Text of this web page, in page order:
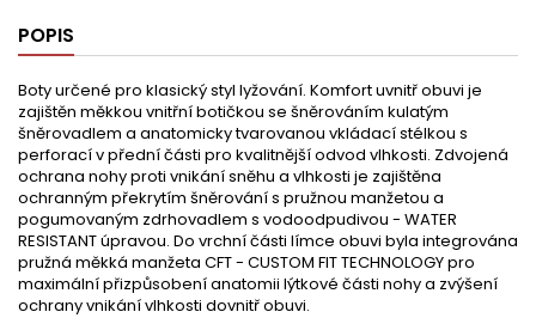
POPIS
Boty určené pro klasický styl lyžování. Komfort uvnitř obuvi je
zajištěn měkkou vnitřní botičkou se šněrováním kulatým
šněrovadlem a anatomicky tvarovanou vkládací stélkou s
perforací v přední části pro kvalitnější odvod vlhkosti. Zdvojená
ochrana nohy proti vnikání sněhu a vlhkosti je zajištěna
ochranným překrytím šněrování s pružnou manžetou a
pogumovaným zdrhovadlem s vodoodpudivou - WATER
RESISTANT úpravou. Do vrchní části límce obuvi byla integrována
pružná měkká manžeta CFT - CUSTOM FIT TECHNOLOGY pro
maximální přizpůsobení anatomii lýtkové části nohy a zvýšení
ochrany vnikání vlhkosti dovnitř obuvi.